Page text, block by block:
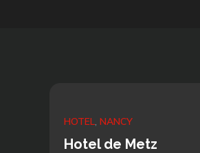
HOTEL NANCY
Hotel de Metz